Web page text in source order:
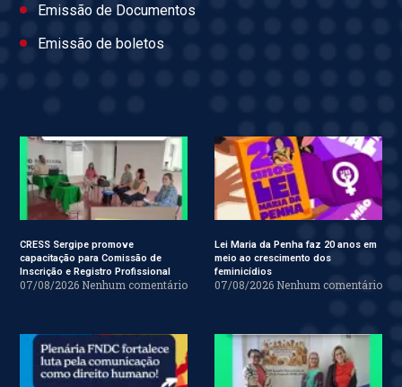
Emissão de Documentos
Emissão de boletos
CRESS Sergipe promove
capacitação para Comissão de
Inscrição e Registro Profissional
07/08/2026 Nenhum comentário
Lei Maria da Penha faz 20 anos em
meio ao crescimento dos
feminicídios
07/08/2026 Nenhum comentário